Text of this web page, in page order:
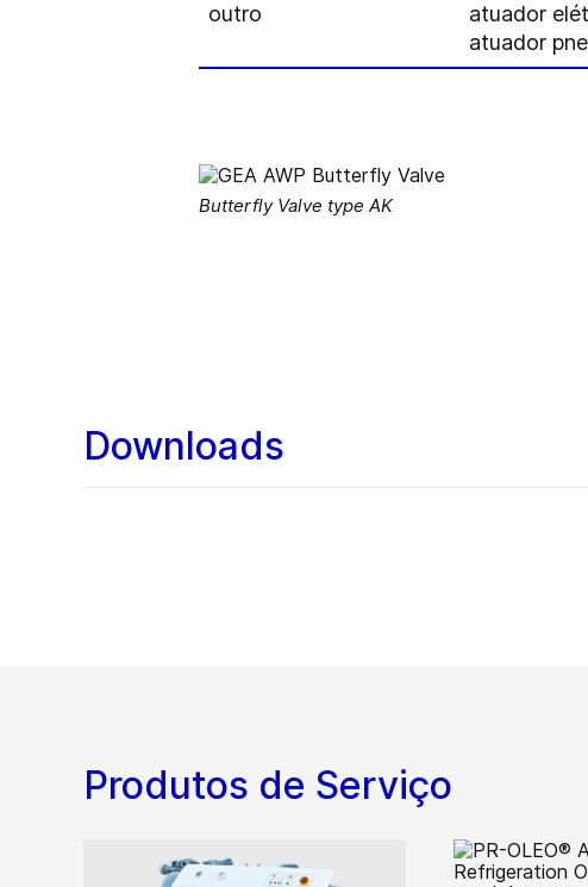
outro
atuador
atuador
Butterfly Valve type AK
Downloads
Produtos de Serviço